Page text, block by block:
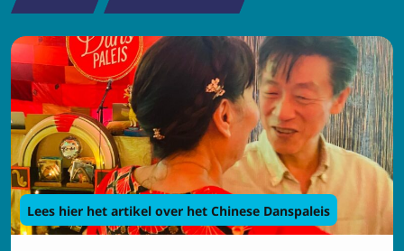
Lees hier het artikel over het Chinese Danspaleis